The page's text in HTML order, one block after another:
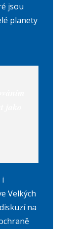
jsou
planety
i
Velkých
na